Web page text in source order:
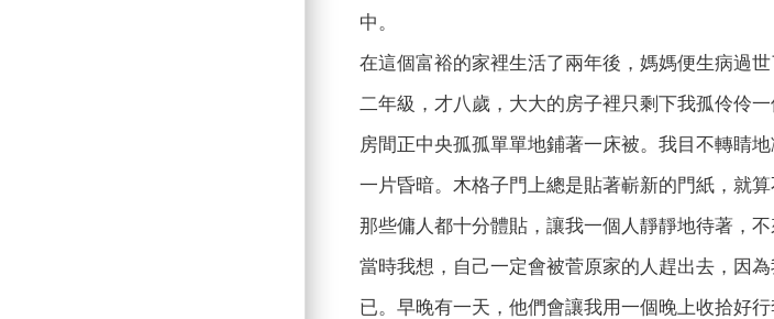
中。
在這個富裕的家裡生活了兩年後，媽媽便生病過
二年級，才八歲，大大的房子裡只剩下我孤伶伶
房間正中央孤孤單單地鋪著一床被。我目不轉睛
一片昏暗。木格子門上總是貼著嶄新的門紙，就
那些傭人都十分體貼，讓我一個人靜靜地待著，不
當時我想，自己一定會被菅原家的人趕出去，因
已。早晚有一天，他們會讓我用一個晚上收拾好